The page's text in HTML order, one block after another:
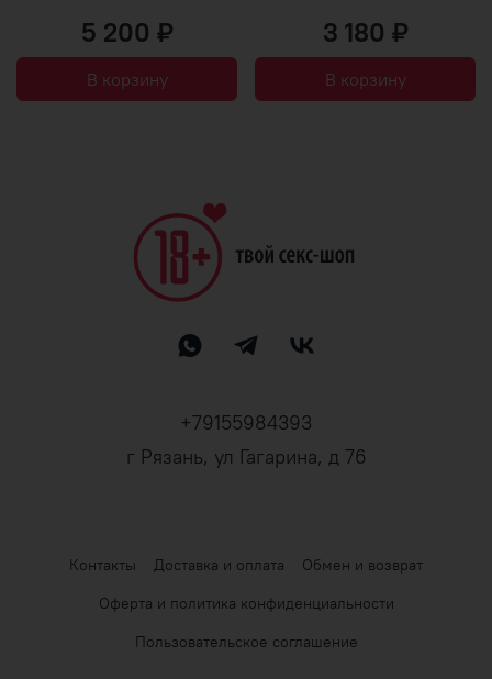
5 200 ₽
В корзину
3 180 ₽
В корзину
+79155984393
г Рязань, ул Гагарина, д 76
Контакты Доставка и оплата
Обмен и возврат
Оферта и политика конфиденциальности
Пользовательское соглашение